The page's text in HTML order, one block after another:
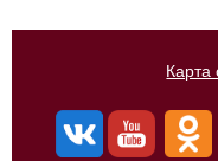
Карта